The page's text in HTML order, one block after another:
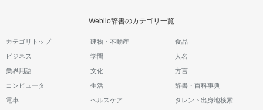
Weblio辞書のカテゴリ一覧
カテゴリトップ 建物・不動産 食品
ビジネス 学問 人名
業界用語 文化 方言
コンピュータ 生活 辞書・百科事典
電車 ヘルスケア タレント出身地検索